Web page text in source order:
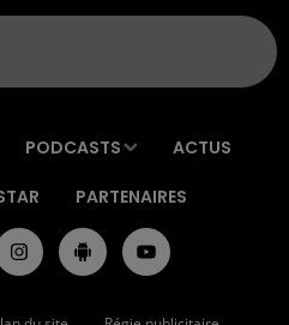
PODCASTS ACTUS
PARTENAIRES